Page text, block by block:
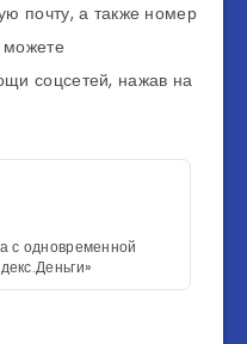
почту, а также номер
соцсетей, нажав на
с одновременной